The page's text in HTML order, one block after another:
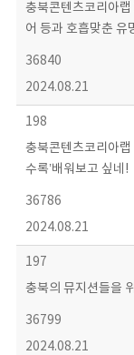
충북콘텐츠코리아
어 등과 호흡맞춘 유
36840
2024.08.21
198
충북콘텐츠코리아랩
수록’배워보고 싶네!
36786
2024.08.21
197
충북의 뮤지션들을
36799
2024.08.21